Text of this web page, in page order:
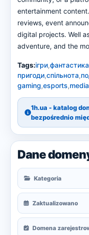
entertainment
reviews, event
digital projects. Well
adventure, and the
Tags:ігри,фантастика
пригоди,спільнота,
gaming,esports,media
1h.ua - katalog
bezpośrednio
Dane
Kategoria
Zaktualizowano
Domena